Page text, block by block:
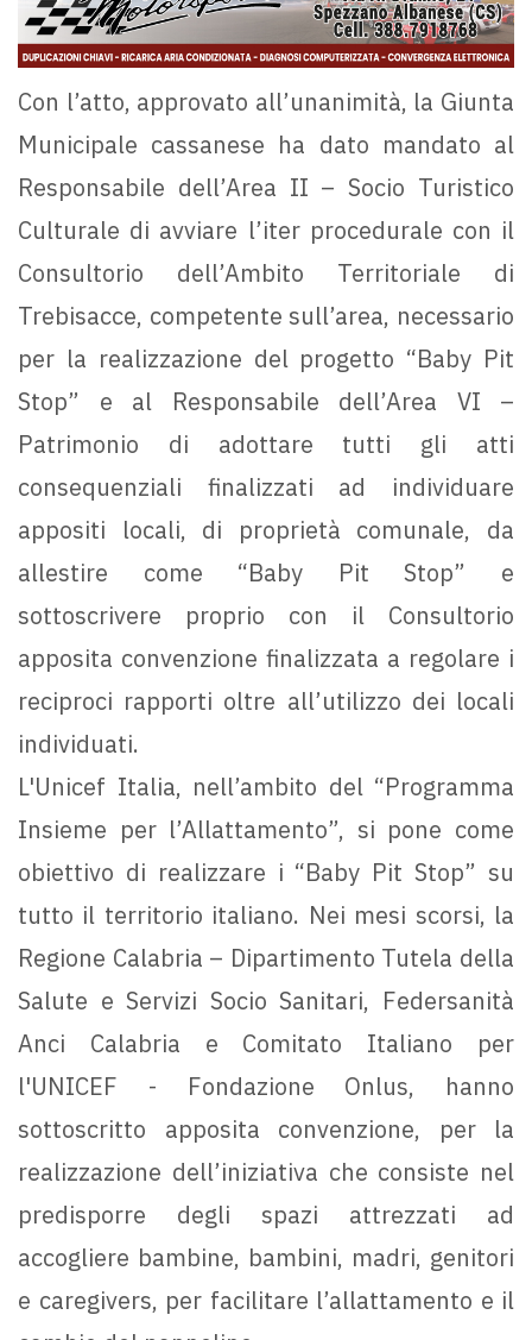
Con l’atto, approvato all’unanimità, la Giunta
Municipale cassanese ha dato mandato al
Responsabile dell’Area II – Socio Turistico
Culturale di avviare l’iter procedurale con il
Consultorio dell’Ambito Territoriale di
Trebisacce, competente sull’area, necessario
per la realizzazione del progetto “Baby Pit
Stop” e al Responsabile dell’Area VI –
Patrimonio di adottare tutti gli atti
consequenziali finalizzati ad individuare
appositi locali, di proprietà comunale, da
allestire come “Baby Pit Stop” e
sottoscrivere proprio con il Consultorio
apposita convenzione finalizzata a regolare i
reciproci rapporti oltre all’utilizzo dei locali
individuati.
L'Unicef Italia, nell’ambito del “Programma
Insieme per l’Allattamento”, si pone come
obiettivo di realizzare i “Baby Pit Stop” su
tutto il territorio italiano. Nei mesi scorsi, la
Regione Calabria – Dipartimento Tutela della
Salute e Servizi Socio Sanitari, Federsanità
Anci Calabria e Comitato Italiano per
l'UNICEF - Fondazione Onlus, hanno
sottoscritto apposita convenzione, per la
realizzazione dell’iniziativa che consiste nel
predisporre degli spazi attrezzati ad
accogliere bambine, bambini, madri, genitori
e caregivers, per facilitare l’allattamento e il